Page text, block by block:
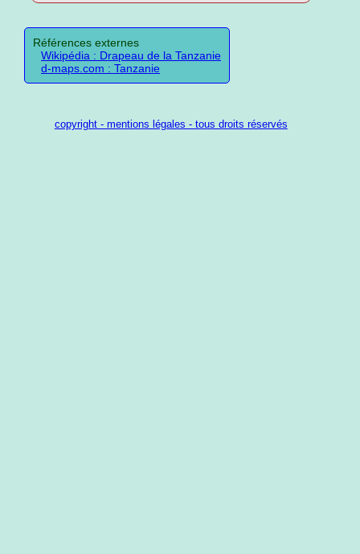
Références externes
Wikipédia : Drapeau de la Tanzanie
d-maps.com : Tanzanie
copyright - mentions légales - tous droits réservés